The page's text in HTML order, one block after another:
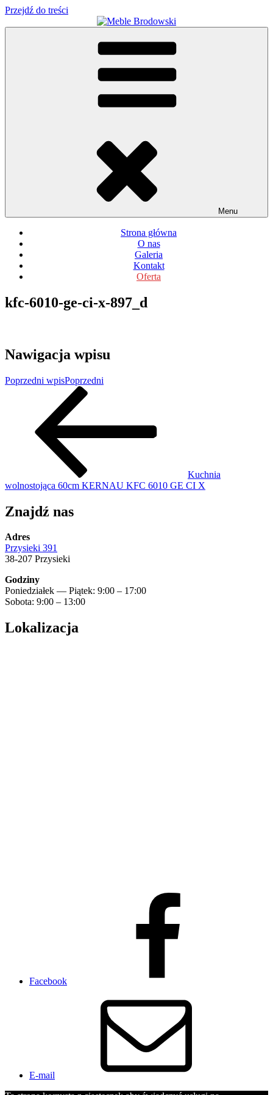
Przejdź do treści
Meble kuchenne specjalnie dla Ciebie!
Menu
Strona główna
O nas
Galeria
Kontakt
Oferta
kfc-6010-ge-ci-x-897_d
Nawigacja wpisu
Poprzedni wpisPoprzedni
Kuchnia
wolnostojąca 60cm KERNAU KFC 6010 GE CI X
Znajdź nas
Adres
Przysieki 391
38-207 Przysieki
Godziny
Poniedziałek — Piątek: 9:00 – 17:00
Sobota: 9:00 – 13:00
Lokalizacja
Facebook
E-mail